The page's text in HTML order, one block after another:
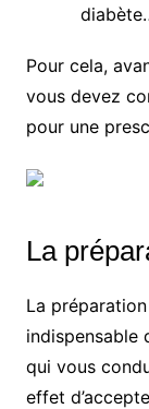
Pour cela,
vous devez
pour une
La
La
indispensable
qui vous
effet